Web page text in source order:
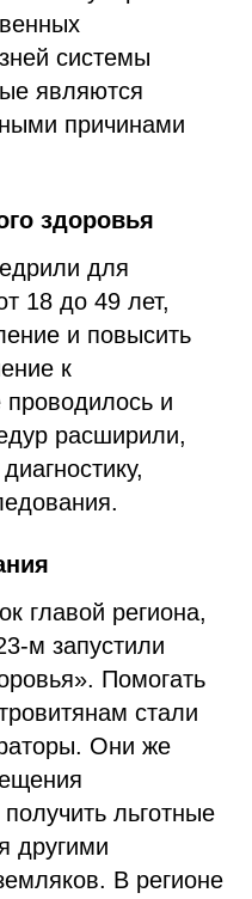
системы
являются
причинами
здоровья
для
18 до 49 лет,
и повысить
к
и
расширили,
главой региона,
м запустили
Помогать
стали
Они же
льготные
другими
В регионе